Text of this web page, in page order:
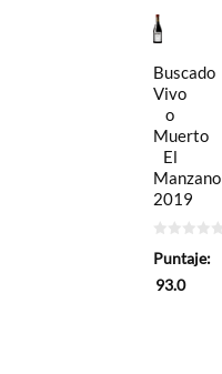
Buscado
Vivo
o
Muerto
El
Manzano
2019
de
Puntaje:
93.0